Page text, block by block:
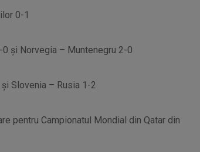
0-1
0 și Norvegia – Muntenegru 2-0
Slovenia – Rusia 1-2
pentru Campionatul Mondial din Qatar din